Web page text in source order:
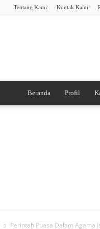
Tentang Kami Kontak Kami
Beranda Profil
Perintah Puasa Dalam Agama